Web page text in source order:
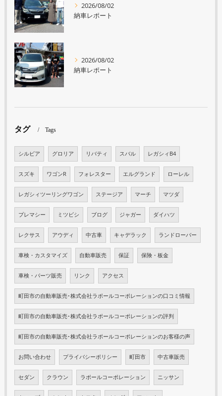
2026/08/02
納車レポート
2026/08/02
納車レポート
タグ Tags
シルビア グロリア リバティ スバル レガシィB4
スズキ ワゴンR フォレスター エルグランド ローレル
レガシィツーリングワゴン ステージア マーチ マツダ
プレマシー ミツビシ ブログ ジャガー ダイハツ
レクサス アウディ 中古車 キャデラック ランドローバー
車検・カスタマイズ 自動車販売 保証 保険・板金
車検・パーツ販売 リンク アクセス
町田市の自動車販売･株式会社ラポールコーポレーションの口コミ情報
町田市の自動車販売･株式会社ラポールコーポレーションの評判
町田市の自動車販売･株式会社ラポールコーポレーションのお客様の声
お問い合わせ プライバシーポリシー 町田市 中古車販売
セダン クラウン ラポールコーポレーション ニッサン